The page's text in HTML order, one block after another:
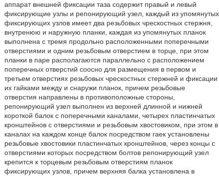
аппарат внешней фиксации таза содержит правый и левый
фиксирующие узлы и репонирующий узел, каждый из упомянутых
фиксирующих узлов имеет два резьбовых чрескостных стержня,
внутренюю и наружную планки, каждая из упомянутых планок
выполнена с тремя продольно расположенными поперечными
отверстиями и одним резьбовым отверстием в торце, при этом
планки в паре располагаются параллельно с расположением
поперечных отверстий соосно для размещения в первом и
третьем отверстиях резьбовых чрескостных стержней и фиксации
их гайками между и снаружи планок, причем резьбовые
отверстия направлены в противоположные стороны,
репонирующий узел выполнен из верхней длинной и нижней
короткой балок с поперечными каналами, четырех пластинчатых
кронштейнов с отверстиями и резьбовым хвостовиком, при этом в
каналах на каждом конце балок посредством гаек установлены
резьбовые хвостовики пластинчатых кронштейнов, через концы с
отверстиями которых посредством болтов репонирующий узел
крепится к торцевым резьбовым отверстиям планок
фиксирующих узлов, причем верхняя балка установлена в